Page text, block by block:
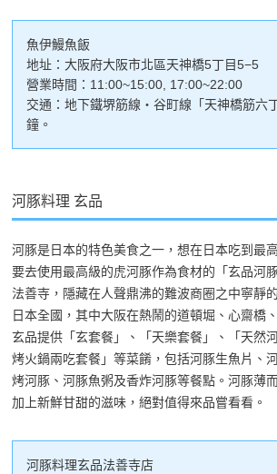
魚伊鰻魚飯
地址：大阪府大阪市北區天神橋5丁目5−5
營業時間：11:00~15:00, 17:00~22:00
交通：地下鐵堺筋線・谷町線「天神橋筋六
鐘。
河豚料理 玄品
河豚是日本的特色美食之一，想在日本吃到最
要去使用最高級的虎河豚作為食材的「玄品河
法善寺，隱藏在人聲鼎沸的難波商圈之中寧靜
日本全國，其中大阪在熱鬧的道頓堀、心齋橋
玄品提供「玄套餐」、「天樂套餐」、「天然
烤火鍋兩吃套餐」等菜餚，包括河豚生魚片、
烤河豚、河豚魚粥及香炸河豚等餐點。河豚薄
加上新鮮甘甜的滋味，絕對值得來品嘗看看。
河豚料理玄品法善寺店